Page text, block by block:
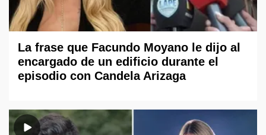
La frase que Facundo Moyano le dijo al
encargado de un edificio durante el
episodio con Candela Arizaga